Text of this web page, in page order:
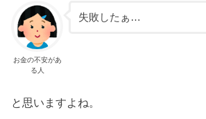
お金の不安があ
る人
失敗したぁ…
と思いますよね。